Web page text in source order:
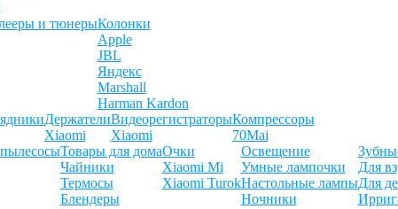
и тюнерыКолонки
Apple
JBL
Яндекс
Marshall
Harman Kardon
Держатели
Xiaomi
Видеорегистраторы
Xiaomi
Компрессоры
70Mai
Товары для дома
Чайники
Термосы
Блендеры
Очки
Xiaomi Mi
Xiaomi Turok
Освещение
Умные лампочки
Настольные лампы
Ночники
Для
Для